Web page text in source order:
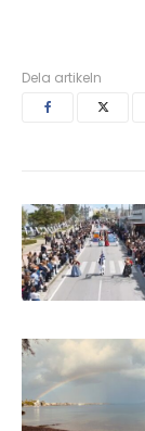
Dela artikeln